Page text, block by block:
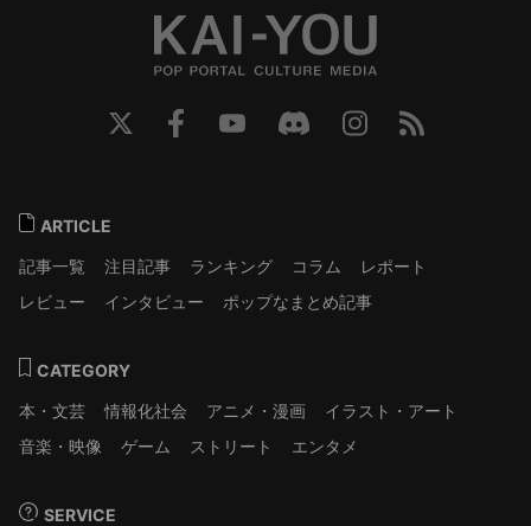
ARTICLE
記事一覧
注目記事 ランキング コラム
レポート
レビュー
インタビュー ポップなまとめ記事
CATEGORY
本・文芸
情報化社会 アニメ・漫画
イラスト・アート
音楽・映像
ゲーム ストリート エンタメ
SERVICE